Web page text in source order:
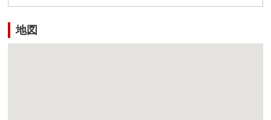
地図